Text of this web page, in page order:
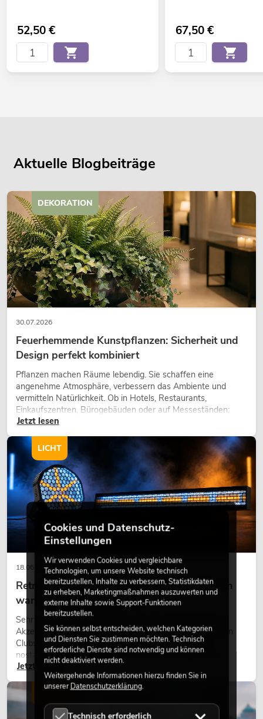
52,50€ 67,50€
Aktuelle Blogbeiträge
30.07.2026
Feuerhemmende Kunstpflanzen: Sicherheit und
Design perfekt kombiniert
Pflanzen machen Räume lebendig. Sie schaffen eine
angenehme Atmosphäre, verbessern das Ambiente und
vermitteln Natürlichkeit. Ob in Hotels, Restaurants,
Einkaufszentren, Bürogebäuden oder auf Messeständen:
eine hochwertige Begrünung gehört heute längst zum
modernen Raumkonzept.
Jetzt lesen
DEKORATION
18.06.2026
Retro-Licht im modernen Lichtdesign: Warum
warmes Licht wieder wirkt
Sehr warmes Licht, sichtbare Leuchtflächen und farbige
Akzente prägen viele aktuelle Lichtdesigns auf Bühnen, in
Clubs und bei Events. Retro-Licht ist dabei kein rein
nostalgischer Effekt, sondern ein bewusst eingesetztes
Gestaltungsmittel: Es schafft Atmosphäre, gibt Szenen
Charakter und kann technische LED-Setups emotionaler
wirken lassen.
Jetzt lesen
LICHT
Cookies und Datenschutz-
Einstellungen
Wir verwenden Cookies und vergleichbare
Technologien, um unsere Website technisch
bereitzustellen, Inhalte zu verbessern, Statistikdaten
zu erheben, Marketingmaßnahmen auszuwerten und
externe Inhalte sowie Support-Funktionen
bereitzustellen.
Sie können selbst entscheiden, welchen Kategorien
und Diensten Sie zustimmen möchten. Technisch
erforderliche Dienste sind notwendig und können
nicht deaktiviert werden.
Weitergehende Informationen hierzu finden Sie in
unsererDatenschutzerklärung.
Technisch erforderlich